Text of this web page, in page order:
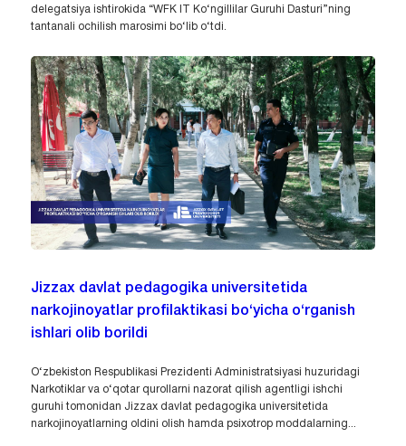
delegatsiya ishtirokida “WFK IT Ko‘ngillilar Guruhi Dasturi”ning
tantanali ochilish marosimi bo‘lib o‘tdi.
Jizzax davlat pedagogika universitetida
narkojinoyatlar profilaktikasi bo‘yicha o‘rganish
ishlari olib borildi
O‘zbekiston Respublikasi Prezidenti Administratsiyasi huzuridagi
Narkotiklar va o‘qotar qurollarni nazorat qilish agentligi ishchi
guruhi tomonidan Jizzax davlat pedagogika universitetida
narkojinoyatlarning oldini olish hamda psixotrop moddalarning...